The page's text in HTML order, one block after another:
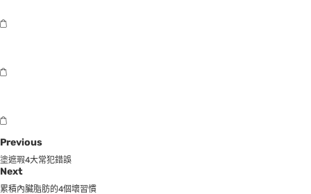
Previous
塗遮瑕4大常犯錯誤
Next
累積內臟脂肪的4個壞習慣